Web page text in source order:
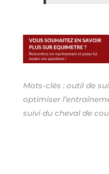
Mots-clés : outil de
optimiser
suivi du cheval de